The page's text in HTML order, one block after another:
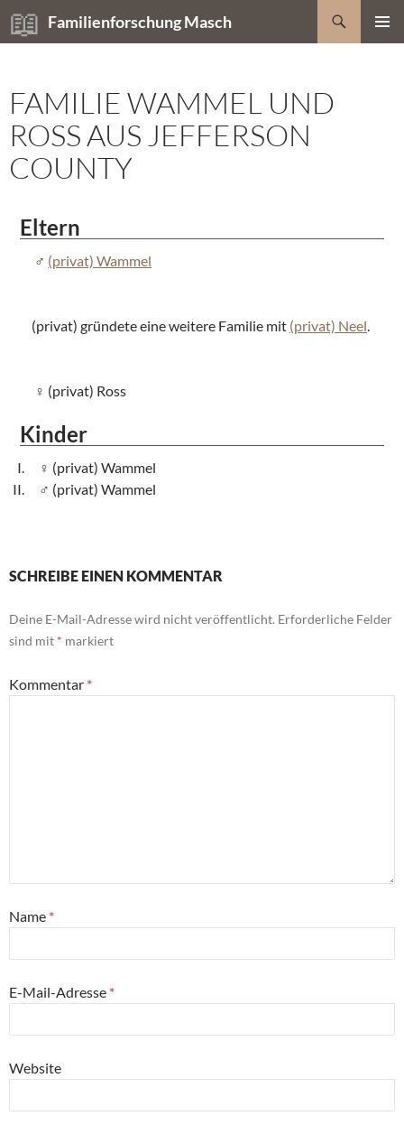
Zum
Inhalt
Familienforschung Masch
Suchen
FAMILIE WAMMEL UND
ROSS AUS JEFFERSON
COUNTY
Eltern
(privat) Wammel
(privat) gründete eine weitere Familie mit (privat) Neel.
(privat) Ross
Kinder
(privat) Wammel
(privat) Wammel
SCHREIBE EINEN KOMMENTAR
Deine E-Mail-Adresse wird nicht veröffentlicht. Erforderliche Felder
sind mit * markiert
Kommentar *
Name *
E-Mail-Adresse *
Website